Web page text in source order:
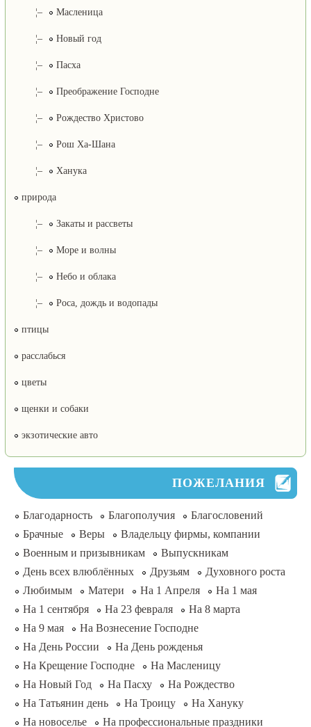
¦– Масленица
¦– Новый год
¦– Пасха
¦– Преображение Господне
¦– Рождество Христово
¦– Рош Ха-Шана
¦– Ханука
природа
¦– Закаты и рассветы
¦– Море и волны
¦– Небо и облака
¦– Роса, дождь и водопады
птицы
расслабься
цветы
щенки и собаки
экзотические авто
ПОЖЕЛАНИЯ
Благодарность Благополучия
Благословений
Брачные
Веры
Владельцу фирмы, компании
Военным и призывникам
Выпускникам
День всех влюблённых
Друзьям
Духовного роста
Любимым
Матери На 1 Апреля
На 1 мая
На 1 сентября
На 23 февраля
На 8 марта
На 9 мая
На Вознесение Господне
На День России
На День рожденья
На Крещение Господне
На Масленицу
На Новый Год
На Пасху
На Рождество
На Татьянин день
На Троицу
На Хануку
На новоселье
На профессиональные праздники